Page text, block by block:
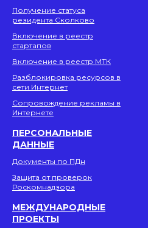
Получение статуса
резидента Сколково
Включение в реестр
стартапов
Включение в реестр МТК
Разблокировка ресурсов в
сети Интернет
Сопровождение рекламы в
Интернете
ПЕРСОНАЛЬНЫЕ
ДАННЫЕ
Документы по ПДн
Защита от проверок
Роскомнадзора
МЕЖДУНАРОДНЫЕ
ПРОЕКТЫ